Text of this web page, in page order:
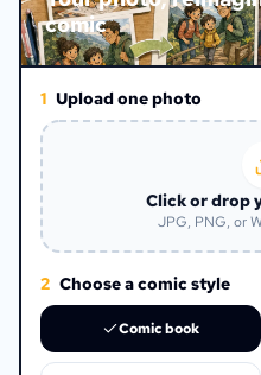
comic
1 Upload one photo
Click or drop
JPG, PNG, or
2 Choose a comic style
Comic book